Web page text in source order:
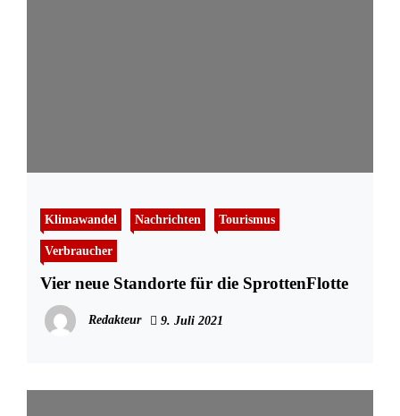
Klimawandel Nachrichten Tourismus
Verbraucher
Vier neue Standorte für die SprottenFlotte
Redakteur 9. Juli 2021